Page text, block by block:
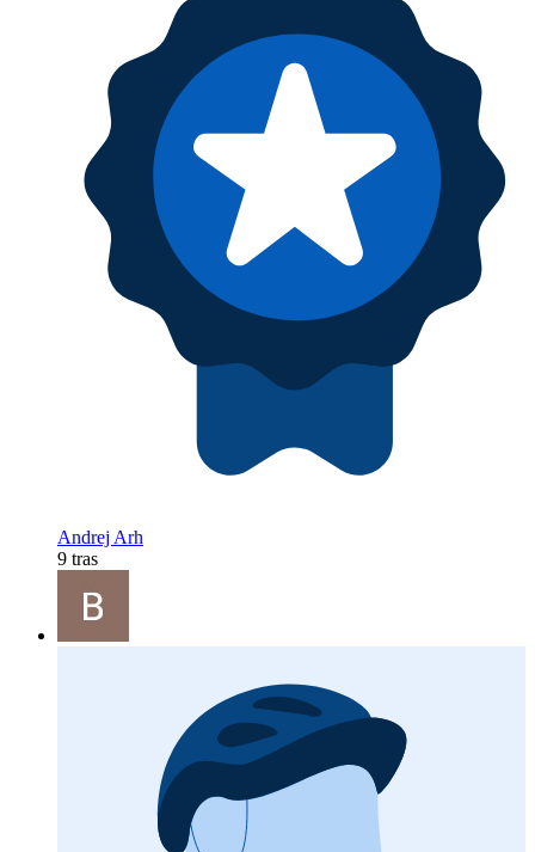
Andrej Arh
9 tras